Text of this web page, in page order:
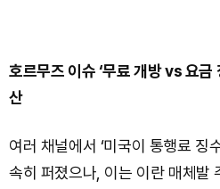
호르무즈 이슈 ‘무료 개방 vs 요금
산
여러 채널에서 ‘미국이 통행료 징
속히 퍼졌으나, 이는 이란 매체발